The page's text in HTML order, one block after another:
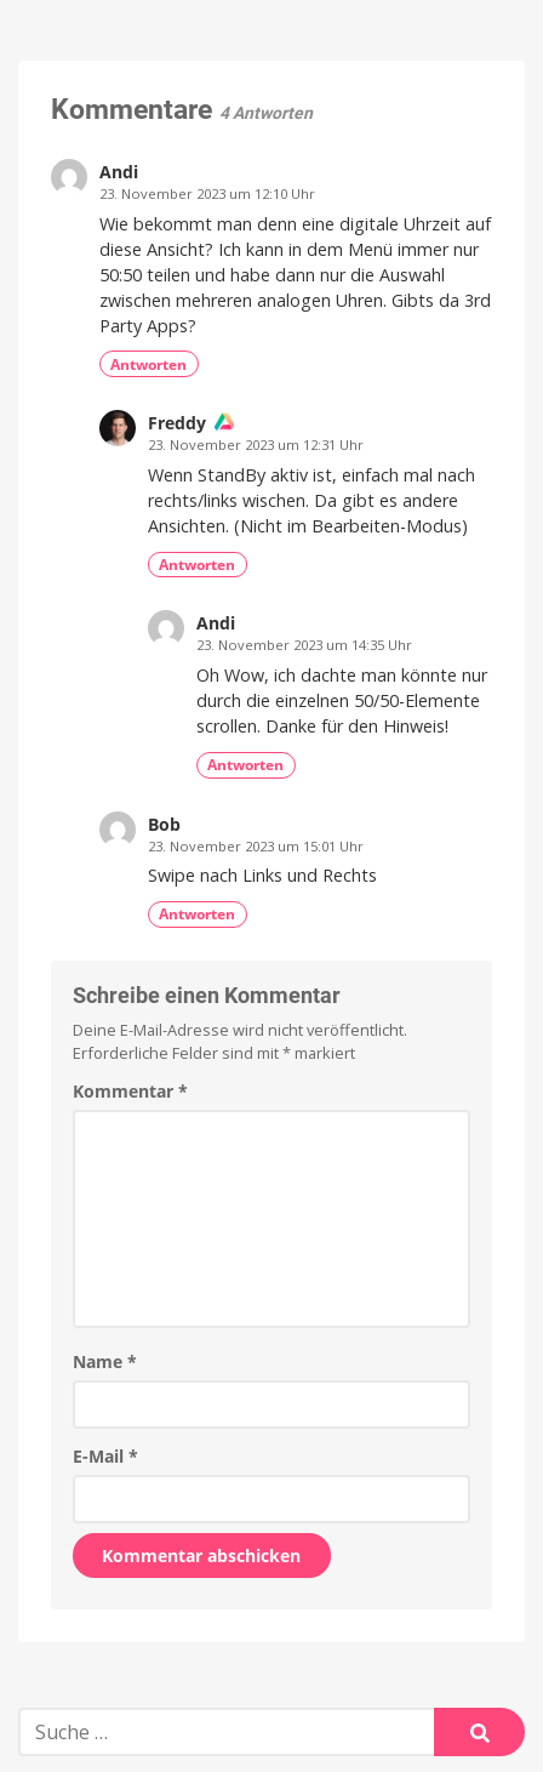
unter
Saug-
Wischroboter
eigentlich
Jetzt
28
günstiger
Kommentare 4 Antworten
Andi
23. November 2023 um 12:10 Uhr
Wie bekommt man denn eine digitale Uhrzeit auf
diese Ansicht? Ich kann in dem Menü immer nur
50:50 teilen und habe dann nur die Auswahl
zwischen mehreren analogen Uhren. Gibts da 3rd
Party Apps?
Antworten
Freddy
23. November 2023 um 12:31 Uhr
Wenn StandBy aktiv ist, einfach mal nach
rechts/links wischen. Da gibt es andere
Ansichten. (Nicht im Bearbeiten-Modus)
Antworten
Andi
23. November 2023 um 14:35 Uhr
Oh Wow, ich dachte man könnte nur
durch die einzelnen 50/50-Elemente
scrollen. Danke für den Hinweis!
Antworten
Bob
23. November 2023 um 15:01 Uhr
Swipe nach Links und Rechts
Antworten
Schreibe einen Kommentar
Deine E-Mail-Adresse wird nicht veröffentlicht.
Erforderliche Felder sind mit* markiert
Kommentar *
Name *
E-Mail *
Suche
nach:
Suche